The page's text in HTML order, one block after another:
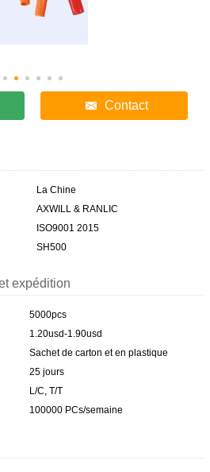
Contact
La Chine
AXWILL & RANLIC
ISO9001 2015
SH500
expédition
5000pcs
1.20usd-1.90usd
Sachet de carton et en plastique
25 jours
L/C, T/T
100000 PCs/semaine